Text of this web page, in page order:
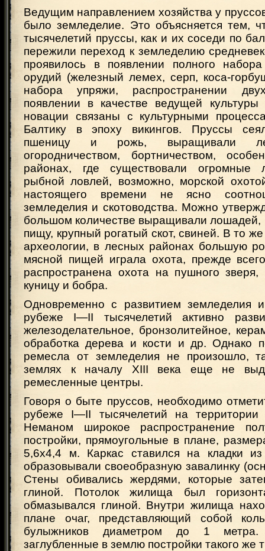
Ведущим направлением хозяйства у
было земледелие. Это объясняется тем,
тысячелетий пруссы, как и их соседи по
пережили переход к земледелию
проявилось в появлении полного набора
орудий (железный лемех, серп, коса-
набора упряжи, распространении
появлении в качестве ведущей
новации связаны с культурными
Балтику в эпоху викингов. Пруссы
пшеницу и рожь, выращивали
огородничеством, бортничеством,
районах, где существовали огромные
рыбной ловлей, возможно, морской
настоящего времени не ясно
земледелия и скотоводства. Можно
большом количестве выращивали
пищу, крупный рогатый скот, свиней. В то
археологии, в лесных районах большую
мясной пищей играла охота, прежде
распространена охота на пушного
куницу и бобра.
Одновременно с развитием земледелия
рубеже I—II тысячелетий активно
железоделательное, бронзолитейное,
обработка дерева и кости и др. Однако
ремесла от земледелия не произошло,
землях к началу XIII века еще не
ремесленные центры.
Говоря о быте пруссов, необходимо
рубеже I—II тысячелетий на
Неманом широкое распространение
постройки, прямоугольные в плане,
5,6x4,4 м. Каркас ставился на кладки
образовывали своеобразную завалинку
Стены обивались жердями, которые
глиной. Потолок жилища был
обмазывался глиной. Внутри жилища
плане очаг, представляющий собой
булыжников диаметром до 1 метра.
заглубленные в землю постройки такого же